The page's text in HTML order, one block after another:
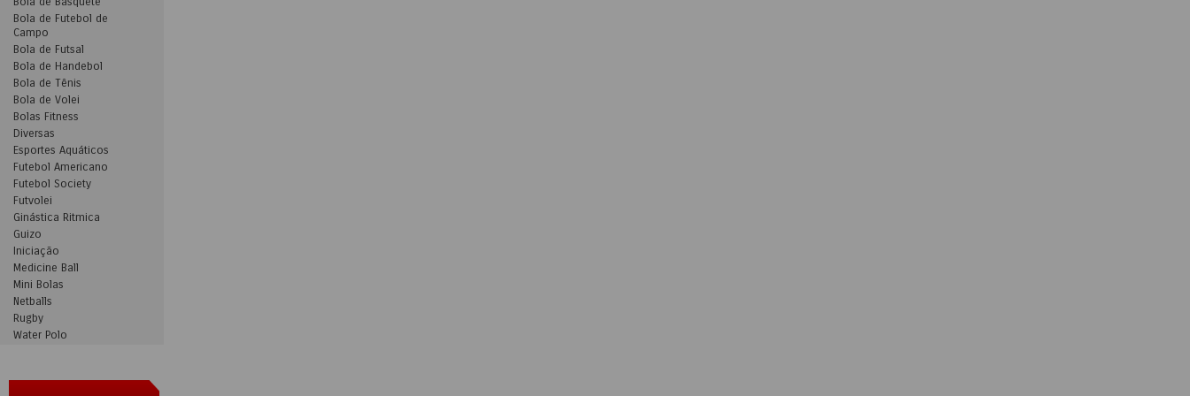
Bola de Futebol de
Campo
Bola de Futsal
Bola de Handebol
Bola de Tênis
Bola de Volei
Bolas Fitness
Diversas
Esportes Aquáticos
Futebol Americano
Futebol Society
Futvolei
Ginástica Ritmica
Guizo
Iniciação
Medicine Ball
Mini Bolas
Netballs
Rugby
Water Polo